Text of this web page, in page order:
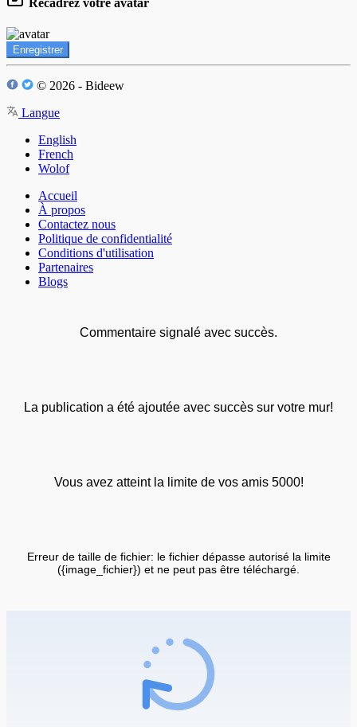
Enregistrer
© 2026 - Bideew
Langue
English
French
Wolof
Accueil
À propos
Contactez nous
Politique de confidentialité
Conditions d'utilisation
Partenaires
Blogs
Commentaire signalé avec succès.
La publication a été ajoutée avec succès sur votre mur!
Vous avez atteint la limite de vos amis 5000!
Erreur de taille de fichier: le fichier dépasse autorisé la limite
({image_fichier}) et ne peut pas être téléchargé.